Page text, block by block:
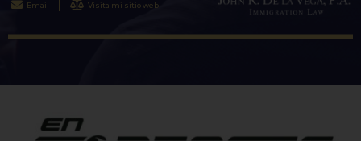
Email Visita mi sitio web